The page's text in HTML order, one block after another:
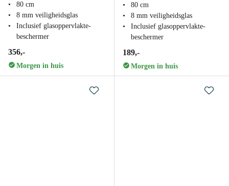
80 cm
8 mm veiligheidsglas
Inclusief glasoppervlakte-
beschermer
356,-
Morgen in huis
80 cm
8 mm veiligheidsglas
Inclusief glasoppervlakte-
beschermer
189,-
Morgen in huis